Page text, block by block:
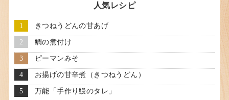
人気レシピ
きつねうどんの甘あげ
鯛の煮付け
ピーマンみそ
お揚げの甘辛煮（きつねうどん）
万能「手作り鰻のタレ」